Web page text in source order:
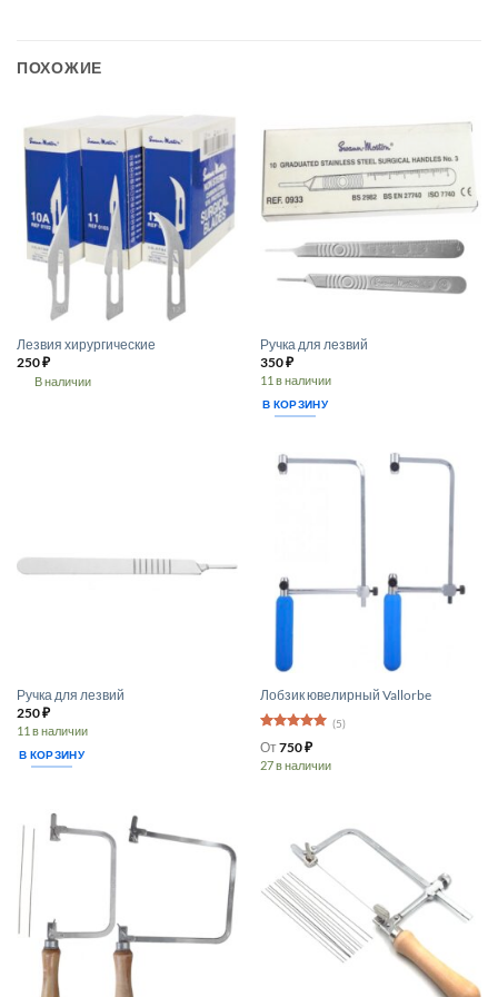
ПОХОЖИЕ
Лезвия хирургические
250₽
В наличии
на
Ручка для лезвий
350₽
11 в наличии
В КОРЗИНУ
Ручка для лезвий
250₽
11 в наличии
В КОРЗИНУ
Лобзик ювелирный Vallorbe
Оценка5
из 5
(5)
От750₽
27 в наличии
несколько
вариаций.
Опции
можно
выбрать